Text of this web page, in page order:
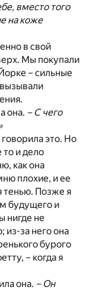
вместо того
на коже
в свой
Мы покупали
– сильные
она. – С чего
говорила это. Но
и дело
как она
плохие, и ее
тенью. Позже я
будущего и
нигде не
за него она
бурого
– когда я
она. – Он